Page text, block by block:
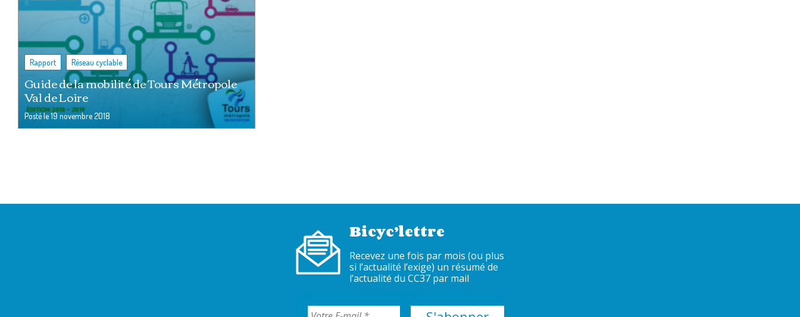
Rapport Réseau cyclable
Guide de la mobilité de Tours Métropole
Val de Loire
Posté le19 novembre 2018
Bicyc’lettre
Recevez une fois par mois (ou plus
si l’actualité l’exige) un résumé de
l’actualité du CC37 par mail